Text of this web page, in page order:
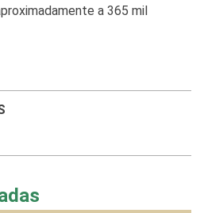
a 365 mil